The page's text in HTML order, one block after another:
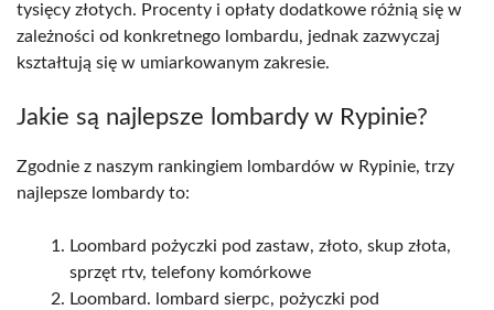
tysięcy złotych. Procenty i opłaty dodatkowe różnią się w
zależności od konkretnego lombardu, jednak zazwyczaj
kształtują się w umiarkowanym zakresie.
Jakie są najlepsze lombardy w Rypinie?
Zgodnie z naszym rankingiem lombardów w Rypinie, trzy
najlepsze lombardy to:
Loombard pożyczki pod zastaw, złoto, skup złota,
sprzęt rtv, telefony komórkowe
Loombard. lombard sierpc, pożyczki pod